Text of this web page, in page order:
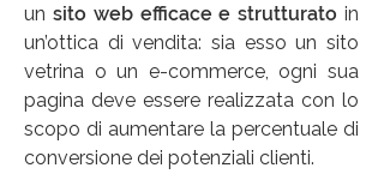
un sito web efficace e strutturato in
un’ottica di vendita: sia esso un sito
vetrina o un e-commerce, ogni sua
pagina deve essere realizzata con lo
scopo di aumentare la percentuale di
conversione dei potenziali clienti.